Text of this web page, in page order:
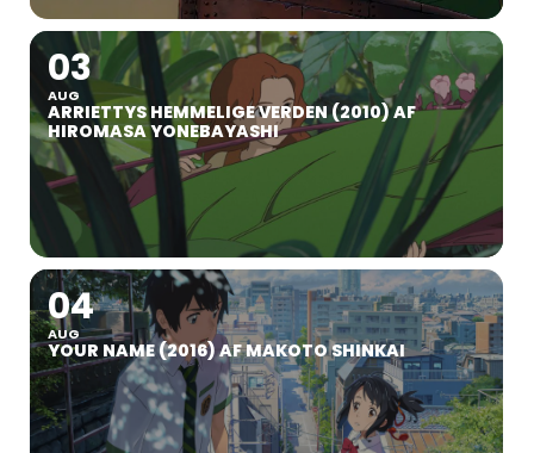
03
AUG
ARRIETTYS HEMMELIGE VERDEN (2010) AF
HIROMASA YONEBAYASHI
04
AUG
YOUR NAME (2016) AF MAKOTO SHINKAI